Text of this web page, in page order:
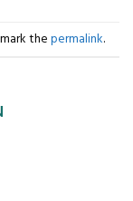
the permalink.